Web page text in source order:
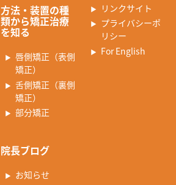
方法・装置の種
類から矯正治療
を知る
唇側矯正（表側
矯正）
舌側矯正（裏側
矯正）
部分矯正
院長ブログ
お知らせ
リンクサイト
プライバシーポ
リシー
For English